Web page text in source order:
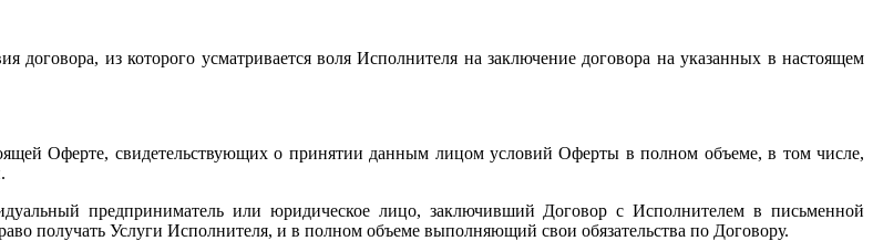
из которого усматривается воля Исполнителя на заключение договора на указанных в настоящем
Оферте, свидетельствующих о принятии данным лицом условий Оферты в полном объеме, в том числе,
предприниматель или юридическое лицо, заключивший Договор с Исполнителем в письменной
получать Услуги Исполнителя, и в полном объеме выполняющий свои обязательства по Договору.